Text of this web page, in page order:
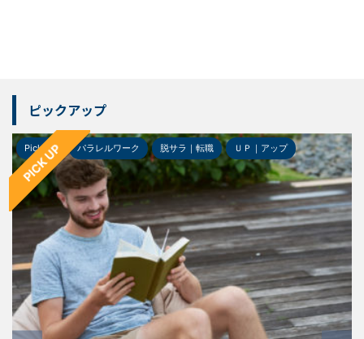
ピックアップ
PICK UP
Pick-up パラレルワーク 脱サラ｜転職 ＵＰ｜アップ